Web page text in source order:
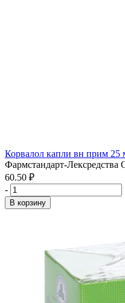
Корвалол капли вн прим 25
Фармстандарт-
60.50 ₽
-
В корзину